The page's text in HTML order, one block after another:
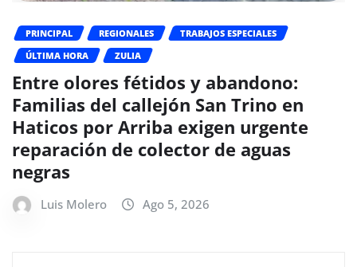
PRINCIPAL REGIONALES
TRABAJOS ESPECIALES
ÚLTIMA HORA
ZULIA
Entre olores fétidos y abandono:
Familias del callejón San Trino en
Haticos por Arriba exigen urgente
reparación de colector de aguas
negras
Luis Molero Ago 5, 2026